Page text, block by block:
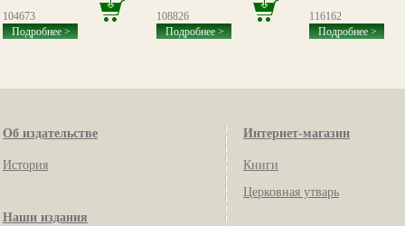
104673
Подробнее >
108826
Подробнее >
116162
Подробнее >
Об издательстве
История
Наши издания
Интернет-магазин
Книги
Церковная утварь